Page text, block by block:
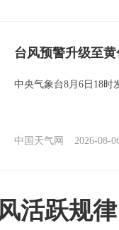
台风预警升级至
中央气象台8月6日18时
中国天气网 2026-08-
活跃规律